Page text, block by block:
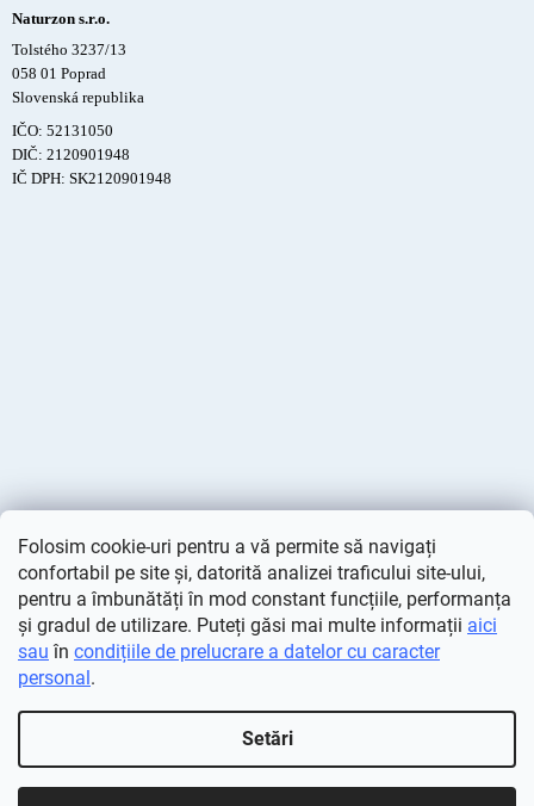
Folosim cookie-uri pentru a vă permite să navigați
confortabil pe site și, datorită analizei traficului site-ului,
pentru a îmbunătăți în mod constant funcțiile, performanța
și gradul de utilizare. Puteți găsi mai multe informații aici
sau în condițiile de prelucrare a datelor cu caracter
personal.
Setări
Naturzon s.r.o.
Tolstého 3237/13
058 01 Poprad
Slovenská republika
IČO: 52131050
DIČ: 2120901948
IČ DPH: SK2120901948